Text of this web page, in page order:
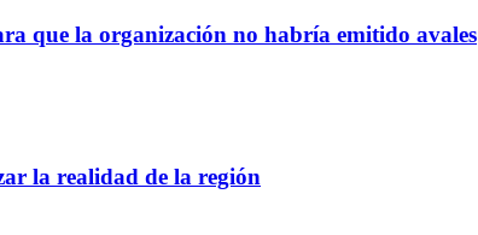
que la organización no habría emitido avales
la realidad de la región